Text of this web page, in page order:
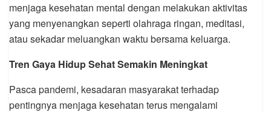
menjaga kesehatan mental dengan melakukan aktivitas
yang menyenangkan seperti olahraga ringan, meditasi,
atau sekadar meluangkan waktu bersama keluarga.
Tren Gaya Hidup Sehat Semakin Meningkat
Pasca pandemi, kesadaran masyarakat terhadap
pentingnya menjaga kesehatan terus mengalami